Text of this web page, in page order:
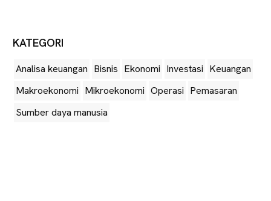
KATEGORI
Analisa keuangan Bisnis Ekonomi Investasi Keuangan
Makroekonomi Mikroekonomi Operasi Pemasaran
Sumber daya manusia